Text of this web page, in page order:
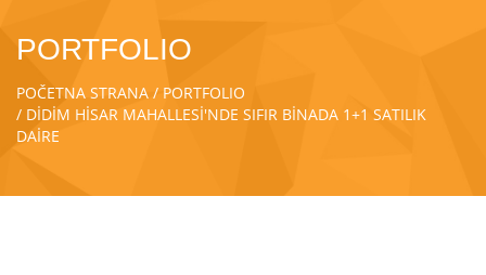
PORTFOLIO
POČETNA STRANA
PORTFOLIO
DİDİM HİSAR MAHALLESİ'NDE SIFIR BİNADA 1+1 SATILIK
DAİRE